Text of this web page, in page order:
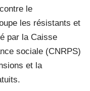
le
les résistants et
par la Caisse
sociale (CNRPS)
et la